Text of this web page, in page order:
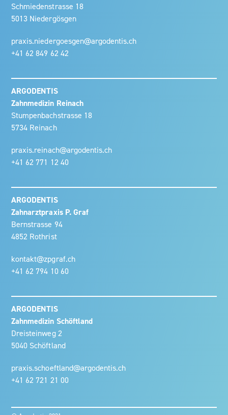
Schmiedenstrasse 18
5013 Niedergösgen
praxis.niedergoesgen@argodentis.ch
+41 62 849 62 42
ARGODENTIS
Zahnmedizin Reinach
Stumpenbachstrasse 18
5734 Reinach
praxis.reinach@argodentis.ch
+41 62 771 12 40
ARGODENTIS
Zahnarztpraxis P. Graf
Bernstrasse 94
4852 Rothrist
kontakt@zpgraf.ch
+41 62 794 10 60
ARGODENTIS
Zahnmedizin Schöftland
Dreisteinweg 2
5040 Schöftland
praxis.schoeftland@argodentis.ch
+41 62 721 21 00